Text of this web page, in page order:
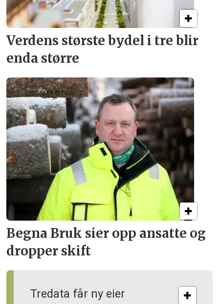
Verdens største bydel i tre blir
enda større
Tredata får ny eier
Begna Bruk sier opp ansatte og
dropper skift